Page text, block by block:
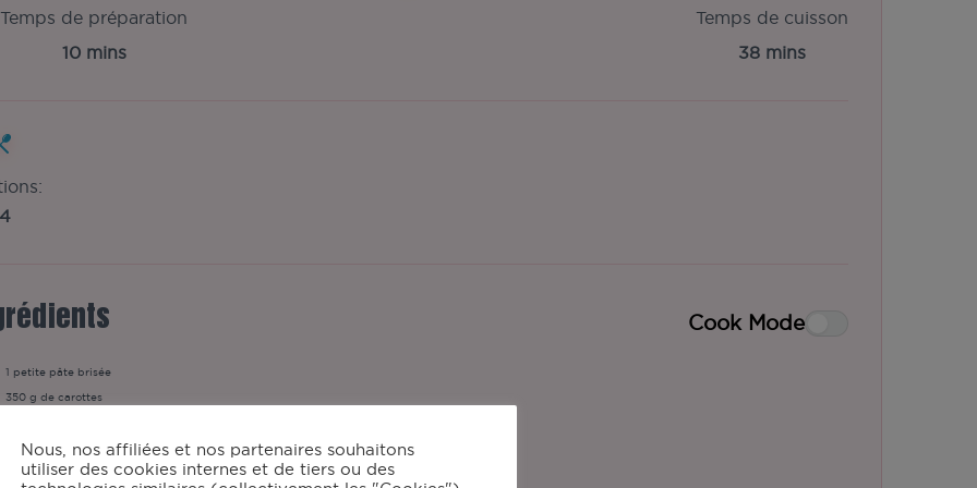
Temps de préparation
10 mins
Temps de cuisson
38 mins
4
Cook Mode
1 petite pâte brisée
350 g de carottes
cl de crème liquide
càc de moutarde
Nous, nos affiliées et nos partenaires souhaitons
utiliser des cookies internes et de tiers ou des